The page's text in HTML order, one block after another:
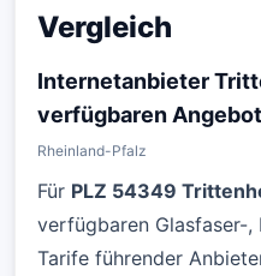
Vergleich
Internetanbieter
verfügbaren
Rheinland-Pfalz
Für PLZ 54349
verfügbaren Glasfaser-,
Tarife führender